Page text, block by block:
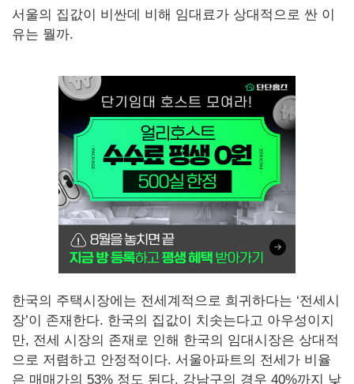
서울의 집값이 비싼데 비해 임대료가 상대적으로 싼 이
유는 뭘까.
한국의 주택시장에는 전세계적으로 희귀하다는 ‘전세시
장’이 존재한다. 한국의 집값이 치솟는다고 아우성이지
만, 전세 시장의 존재로 인해 한국의 임대시장은 상대적
으로 저렴하고 안정적이다. 서울아파트의 전세가 비율
은 매매가의 53% 정도 된다. 강남구의 경우 40%까지 낮